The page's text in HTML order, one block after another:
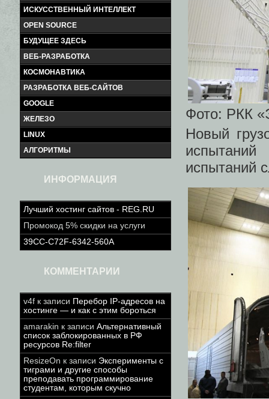
ИСКУССТВЕННЫЙ ИНТЕЛЛЕКТ
OPEN SOURCE
БУДУЩЕЕ ЗДЕСЬ
ВЕБ-РАЗРАБОТКА
КОСМОНАВТИКА
РАЗРАБОТКА ВЕБ-САЙТОВ
GOOGLE
ЖЕЛЕЗО
LINUX
АЛГОРИТМЫ
ИНФОРМАЦИЯ
Лучший хостинг сайтов - REG.RU
Промокод 5% скидки на услуги
39CC-C72F-6342-560A
КОММЕНТАРИИ
v4f к записи Перебор IP-адресов на
хостинге — и как с этим бороться
amarakin к записи Альтернативный
список заблокированных в РФ
ресурсов Re:filter
ResizeOn к записи Эксперименты с
тиграми и другие способы
преподавать программирование
студентам, которым скучно
Фото: РКК
Новый
испытаний